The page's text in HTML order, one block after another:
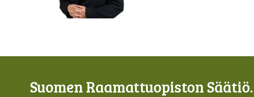
Suomen Raamattuopiston